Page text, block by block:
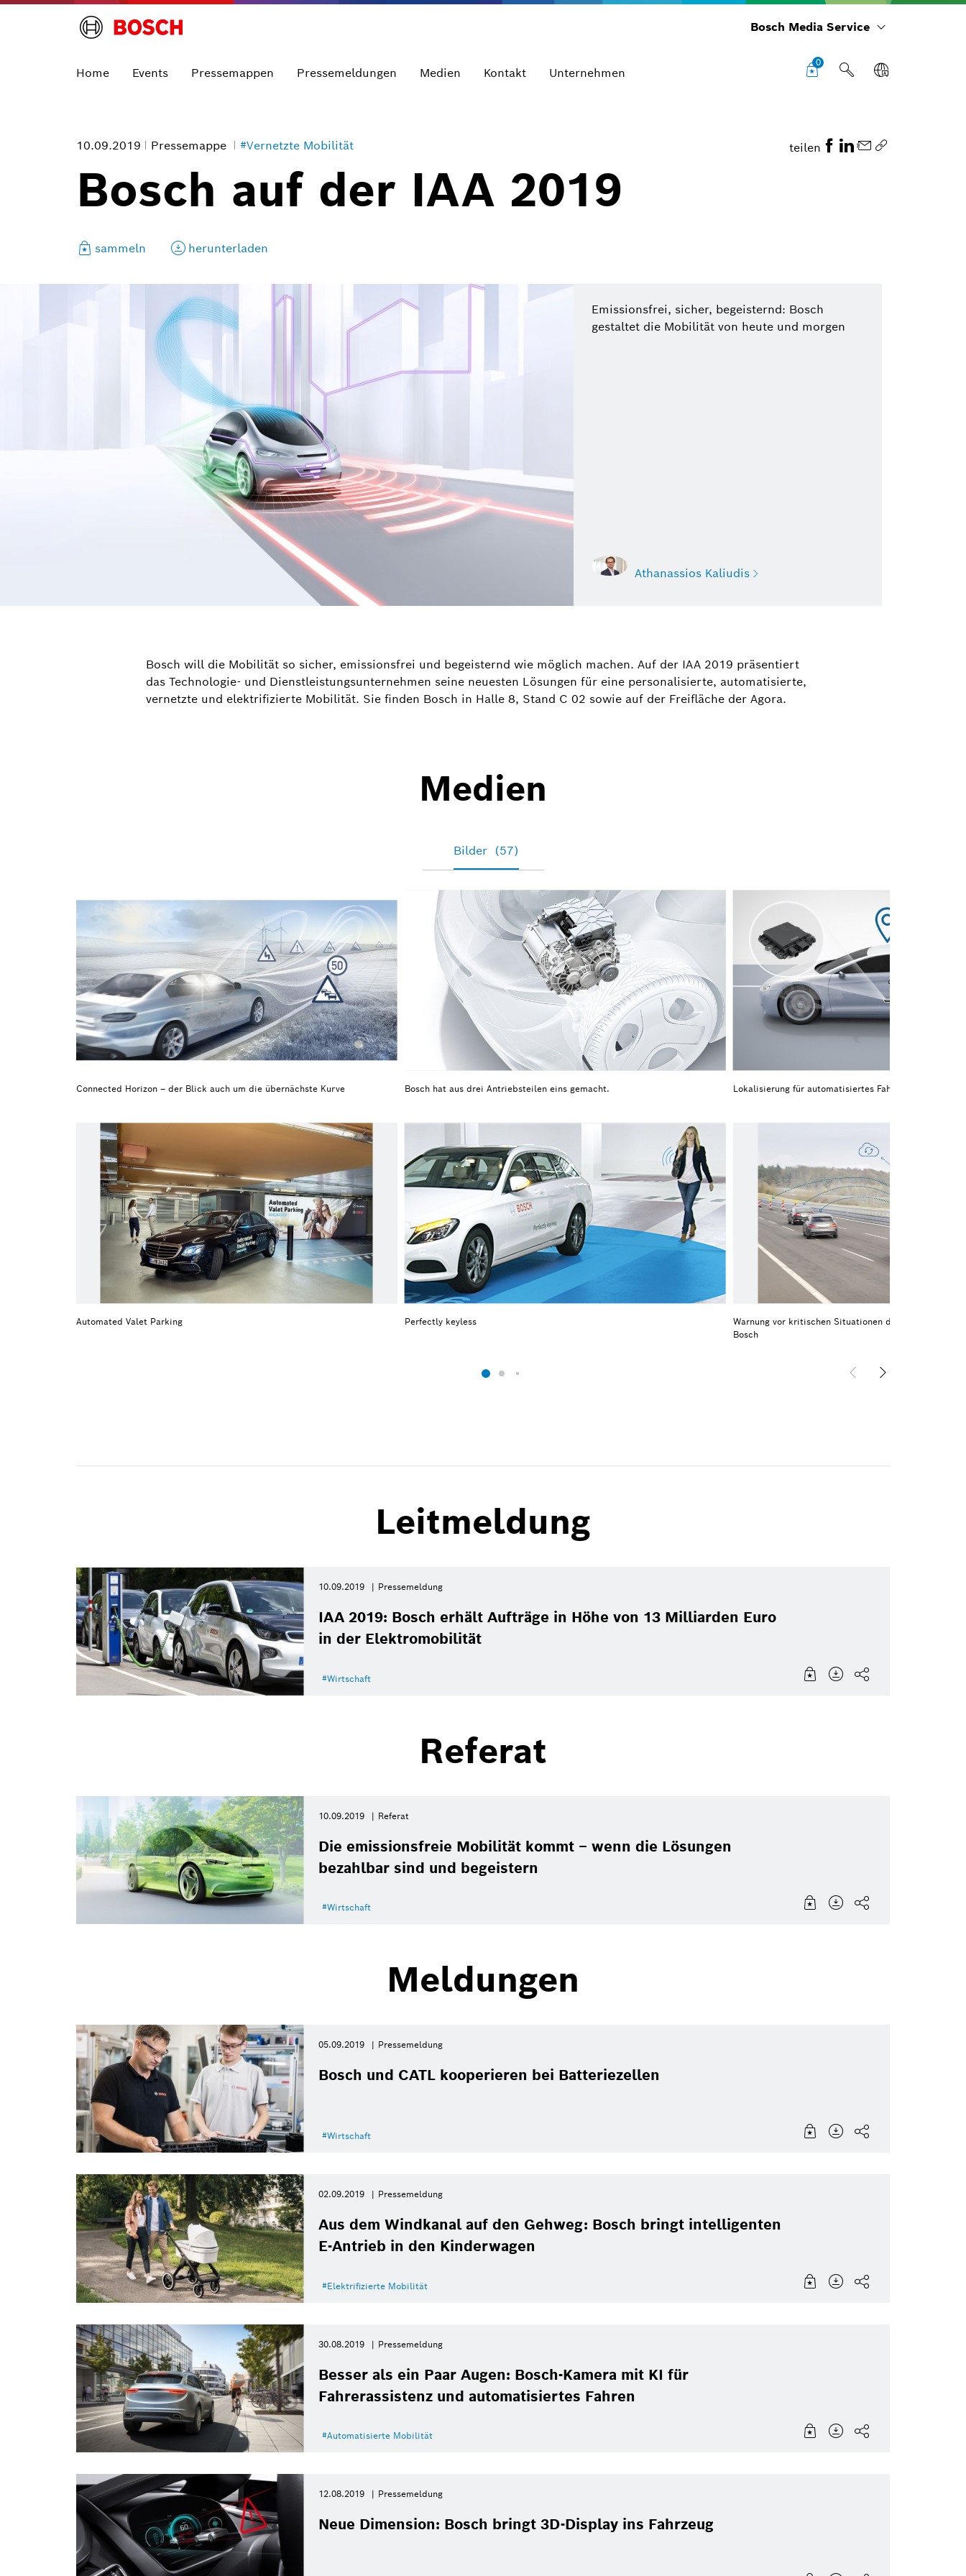
Bosch Media Service
Home Events Pressemappen Pressemeldungen Medien Kontakt Unternehmen
0
10.09.2019 Pressemappe #Vernetzte Mobilität teilen
Bosch auf der IAA 2019
sammeln herunterladen
Emissionsfrei, sicher, begeisternd: Bosch
gestaltet die Mobilität von heute und morgen
Athanassios Kaliudis
Sprecher Mobilität, Software,
Halbleiter
+49 711 811-7497
Bosch will die Mobilität so sicher, emissionsfrei und begeisternd wie möglich machen. Auf der IAA 2019 präsentiert
das Technologie- und Dienstleistungsunternehmen seine neuesten Lösungen für eine personalisierte, automatisierte,
vernetzte und elektrifizierte Mobilität. Sie finden Bosch in Halle 8, Stand C 02 sowie auf der Freifläche der Agora.
Medien
Bilder (57)
Connected Horizon – der Blick auch um die übernächste Kurve
Automated Valet Parking
Bosch hat aus drei Antriebsteilen eins gemacht.
Perfectly keyless
Lokalisierung für automatisiertes Fahren
Warnung vor kritischen Situationen durch Vehicle-to-
Bosch
Connected Horizon – der Blick auch um die übernächste
Bildinformation
Schnell übertragene Verkehrsdaten ermöglichen einen vernetzten elektronischen Horizont, den Connected Horizon. Dieser kann den Fahrer
Leitmeldung
10.09.2019 Pressemeldung
IAA 2019: Bosch erhält Aufträge in Höhe von 13 Milliarden Euro
in der Elektromobilität
Wirtschaft
Referat
10.09.2019 Referat
Die emissionsfreie Mobilität kommt – wenn die Lösungen
bezahlbar sind und begeistern
Wirtschaft
Meldungen
05.09.2019 Pressemeldung
Bosch und CATL kooperieren bei Batteriezellen
Wirtschaft
02.09.2019 Pressemeldung
Aus dem Windkanal auf den Gehweg: Bosch bringt intelligenten
E-Antrieb in den Kinderwagen
Elektrifizierte Mobilität
30.08.2019 Pressemeldung
Besser als ein Paar Augen: Bosch-Kamera mit KI für
Fahrerassistenz und automatisiertes Fahren
Automatisierte Mobilität
12.08.2019 Pressemeldung
Neue Dimension: Bosch bringt 3D-Display ins Fahrzeug